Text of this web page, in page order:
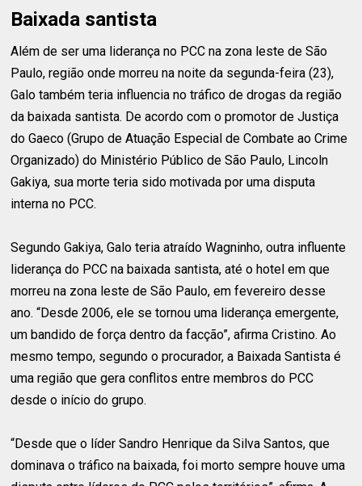
Baixada santista
Além de ser uma liderança no PCC na zona leste de São
Paulo, região onde morreu na noite da segunda-feira (23),
Galo também teria influencia no tráfico de drogas da região
da baixada santista. De acordo com o promotor de Justiça
do Gaeco (Grupo de Atuação Especial de Combate ao Crime
Organizado) do Ministério Público de São Paulo, Lincoln
Gakiya, sua morte teria sido motivada por uma disputa
interna no PCC.
Segundo Gakiya, Galo teria atraído Wagninho, outra influente
liderança do PCC na baixada santista, até o hotel em que
morreu na zona leste de São Paulo, em fevereiro desse
ano. “Desde 2006, ele se tornou uma liderança emergente,
um bandido de força dentro da facção”, afirma Cristino. Ao
mesmo tempo, segundo o procurador, a Baixada Santista é
uma região que gera conflitos entre membros do PCC
desde o início do grupo.
“Desde que o líder Sandro Henrique da Silva Santos, que
dominava o tráfico na baixada, foi morto sempre houve uma